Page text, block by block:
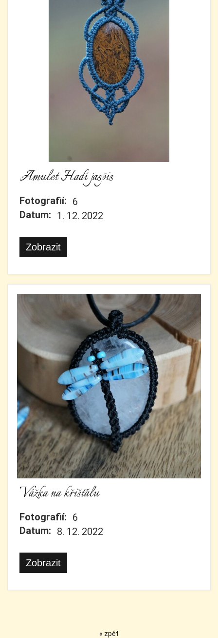
Amulet Hadí jaspis
Fotografií: 6
Datum: 1. 12. 2022
Zobrazit
Vážka na křišťálu
Fotografií: 6
Datum: 8. 12. 2022
Zobrazit
« zpět